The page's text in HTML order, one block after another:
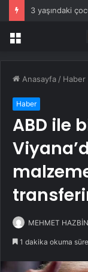
3 yaşındaki
Menü
Anasayfa / Haber
Haber
ABD ile
MEHMET
1 dakika okuma